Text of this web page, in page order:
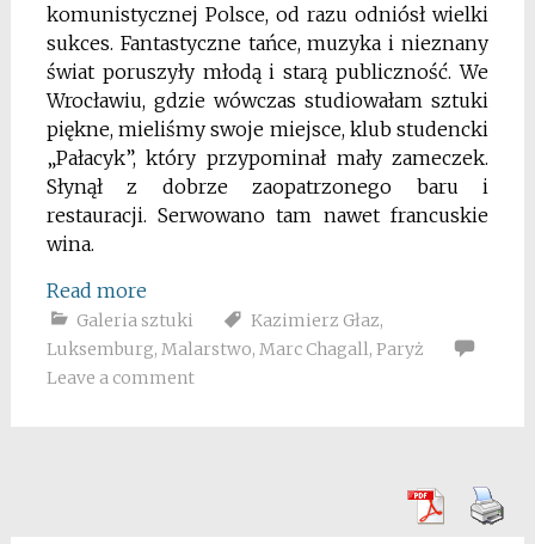
komunistycznej Polsce, od razu odniósł wielki
sukces. Fantastyczne tańce, muzyka i nieznany
świat poruszyły młodą i starą publiczność. We
Wrocławiu, gdzie wówczas studiowałam sztuki
piękne, mieliśmy swoje miejsce, klub studencki
„Pałacyk”, który przypominał mały zameczek.
Słynął z dobrze zaopatrzonego baru i
restauracji. Serwowano tam nawet francuskie
wina.
Read more
Galeria sztuki Kazimierz Głaz,
Luksemburg, Malarstwo, Marc Chagall, Paryż
Leave a comment